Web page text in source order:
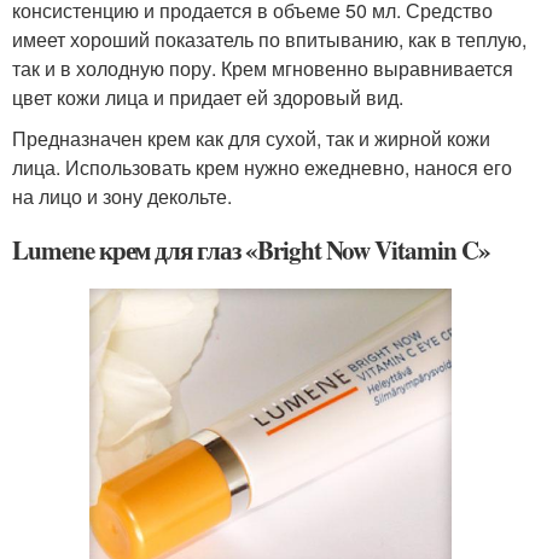
консистенцию и продается в объеме 50 мл. Средство
имеет хороший показатель по впитыванию, как в теплую,
так и в холодную пору. Крем мгновенно выравнивается
цвет кожи лица и придает ей здоровый вид.
Предназначен крем как для сухой, так и жирной кожи
лица. Использовать крем нужно ежедневно, нанося его
на лицо и зону декольте.
Lumene крем для глаз «Bright Now Vitamin C»